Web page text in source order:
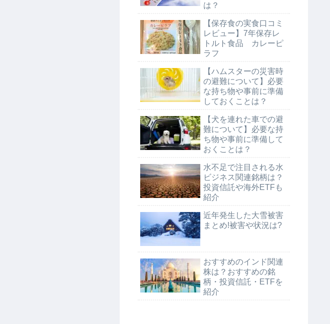
は？
【保存食の実食口コミ
レビュー】7年保存レ
トルト食品 カレーピ
ラフ
【ハムスターの災害時
の避難について】必要
な持ち物や事前に準備
しておくことは？
【犬を連れた車での避
難について】必要な持
ち物や事前に準備して
おくことは？
水不足で注目される水
ビジネス関連銘柄は？
投資信託や海外ETFも
紹介
近年発生した大雪被害
まとめ!被害や状況は?
おすすめのインド関連
株は？おすすめの銘
柄・投資信託・ETFを
紹介